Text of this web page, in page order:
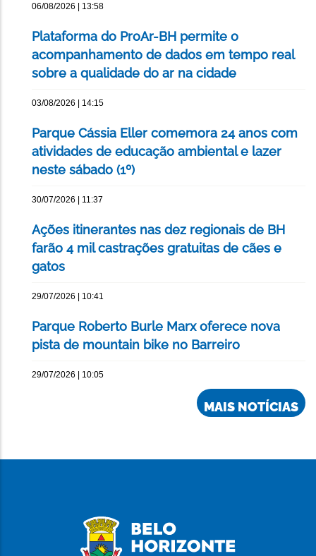
06/08/2026 | 13:58
Plataforma do ProAr-BH permite o
acompanhamento de dados em tempo real
sobre a qualidade do ar na cidade
03/08/2026 | 14:15
Parque Cássia Eller comemora 24 anos com
atividades de educação ambiental e lazer
neste sábado (1º)
30/07/2026 | 11:37
Ações itinerantes nas dez regionais de BH
farão 4 mil castrações gratuitas de cães e
gatos
29/07/2026 | 10:41
Parque Roberto Burle Marx oferece nova
pista de mountain bike no Barreiro
29/07/2026 | 10:05
MAIS NOTÍCIAS